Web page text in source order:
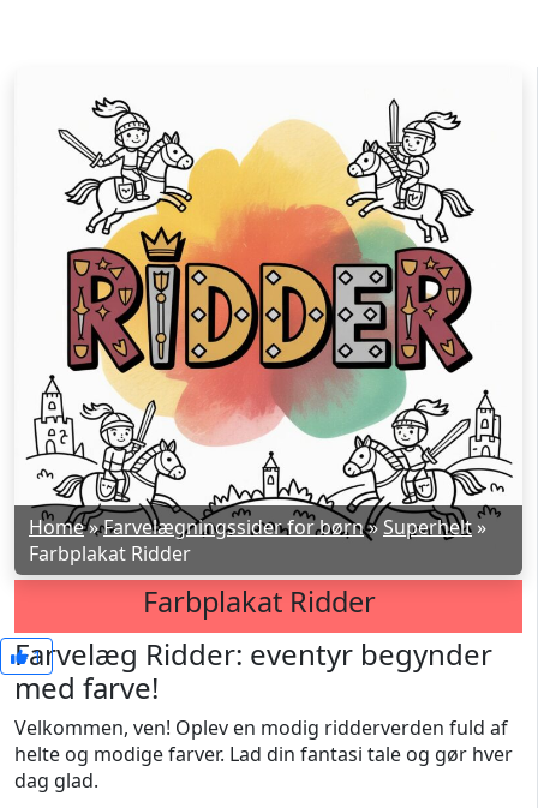
Home»Farvelægningssider for børn»Superhelt »
Farbplakat Ridder
Farbplakat Ridder
1
Farvelæg Ridder: eventyr begynder
med farve!
Velkommen, ven! Oplev en modig ridderverden fuld af
helte og modige farver. Lad din fantasi tale og gør hver
dag glad.